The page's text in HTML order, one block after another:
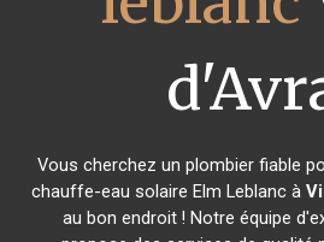
Vous cherchez un plombier fiable
chauffe-eau solaire Elm Leblanc à
au bon endroit ! Notre équipe